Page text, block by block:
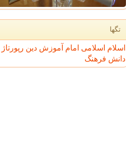
تگها
اسلام اسلامی امام آموزش دین رپورتاژ
دانش فرهنگ